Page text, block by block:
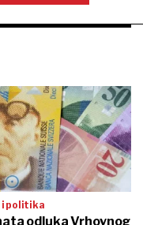
i politika
odluka Vrhovnog